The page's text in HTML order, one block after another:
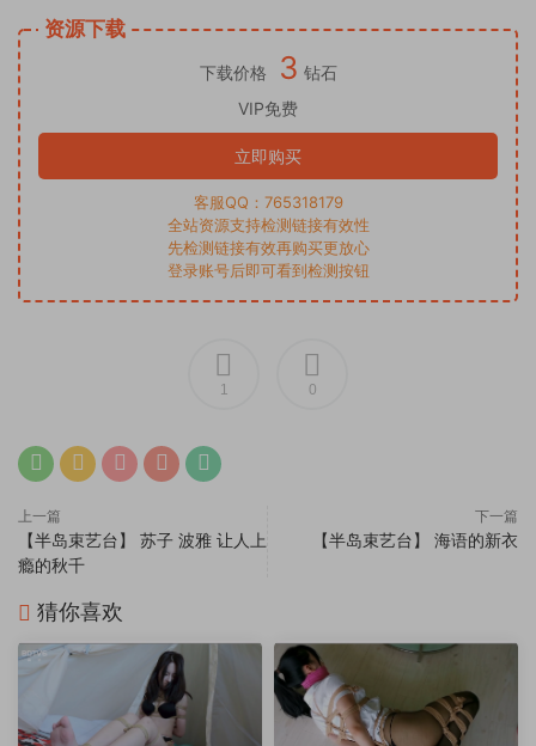
资源下载
下载价格 3 钻石
VIP免费
立即购买
客服QQ：765318179
全站资源支持检测链接有效性
先检测链接有效再购买更放心
登录账号后即可看到检测按钮
1 0
上一篇
【半岛束艺台】 苏子 波雅 让人上
瘾的秋千
下一篇
【半岛束艺台】 海语的新衣
猜你喜欢